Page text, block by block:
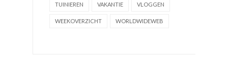
TUINIEREN VAKANTIE VLOGGEN
WEEKOVERZICHT WORLDWIDEWEB